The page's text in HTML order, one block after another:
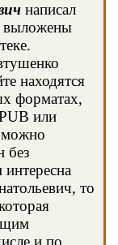
написал
выложены
находятся
форматах,
или
можно
без
то
и по